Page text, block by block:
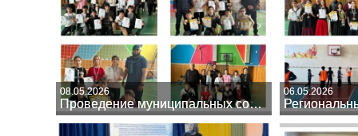
08.05.2026
Проведение муниципальных соревнований «Президентские состязания».
08.05.2026
Проведение муниципальных соревнований «Президентские состязания».
06.05.2026
06.05.2026